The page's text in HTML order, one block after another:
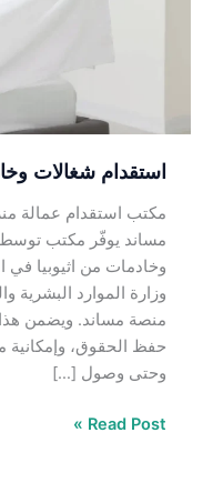
استقدام شغالات
مكتب استقدام عمالة
مساند يوفّر مكتب توسط
وخادمات من اثيوبيا
وزارة الموارد البشرية
منصة مساند. ويضمن هذا
حفظ الحقوق، وإمكانية
وحتى وصول […]
Read Post »